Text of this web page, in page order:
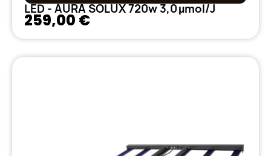
LED - AURA SOLUX 720w 3,0 µmol/J
259,00 €